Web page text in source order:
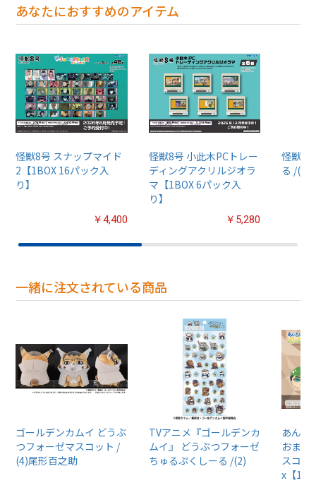
あなたにおすすめのアイテム
怪獣8号 スナップマイド
2【1BOX 16パック入
り】
￥4,400
怪獣8号 小此木PCトレー
ディングアクリルジオラ
マ【1BOX 6パック入
り】
￥5,280
怪獣8
る /(1)
一緒に注文されている商品
ゴールデンカムイ どうぶ
つフォーゼマスコット /
(4)尾形百之助
TVアニメ『ゴールデンカ
ムイ』 どうぶつフォーゼ
ちゅるぷくしーる /(2)
あんさ
おまん
スコッ
x【